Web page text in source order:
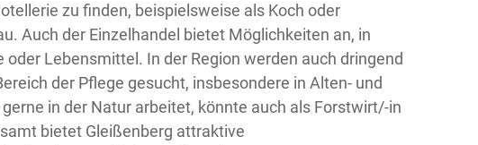
zu finden, beispielsweise als Koch oder
Auch der Einzelhandel bietet Möglichkeiten an, in
oder Lebensmittel. In der Region werden auch dringend
der Pflege gesucht, insbesondere in Alten- und
in der Natur arbeitet, könnte auch als Forstwirt/-in
bietet Gleißenberg attraktive